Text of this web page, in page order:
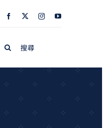
Search